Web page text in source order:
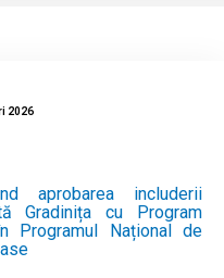
2026
aprobarea includerii
Gradinița cu Program
Programul Național de